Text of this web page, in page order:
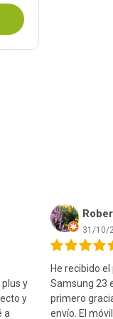
y
y
a
31/10/
He recibido
Samsung 23
primero
envío. El